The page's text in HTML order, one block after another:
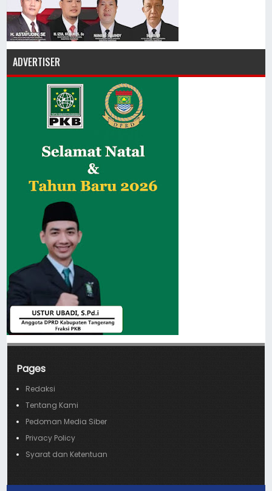
ADVERTISER
Pages
Redaksi
Tentang Kami
Pedoman Media Siber
Privacy Policy
Syarat dan Ketentuan